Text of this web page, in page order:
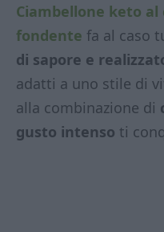
Ciambellone keto al
fondente fa al caso
di sapore e
adatti a uno stile di
alla combinazione di
gusto intenso ti